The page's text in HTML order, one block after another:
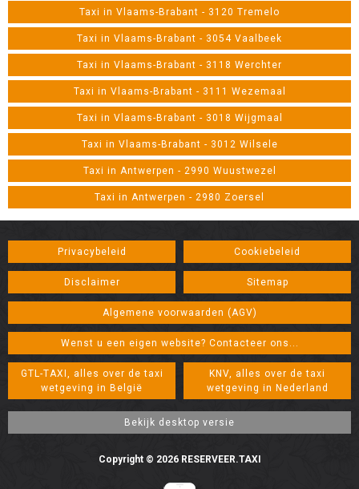
Taxi in Vlaams-Brabant - 3120 Tremelo
Taxi in Vlaams-Brabant - 3054 Vaalbeek
Taxi in Vlaams-Brabant - 3118 Werchter
Taxi in Vlaams-Brabant - 3111 Wezemaal
Taxi in Vlaams-Brabant - 3018 Wijgmaal
Taxi in Vlaams-Brabant - 3012 Wilsele
Taxi in Antwerpen - 2990 Wuustwezel
Taxi in Antwerpen - 2980 Zoersel
Privacybeleid Cookiebeleid
Disclaimer Sitemap
Algemene voorwaarden (AGV)
Wenst u een eigen website? Contacteer ons...
GTL-TAXI, alles over de taxi
wetgeving in België
KNV, alles over de taxi
wetgeving in Nederland
Copyright © 2026 RESERVEER.TAXI